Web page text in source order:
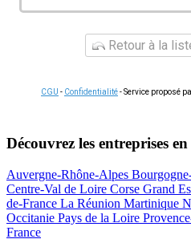
Retour à la
CGU - Confidentialité- Service proposé
Découvrez les entreprises
Auvergne-Rhône-Alpes
Centre-Val de Loire Corse Grand
de-France La Réunion Martinique
Occitanie Pays de la Loire
France